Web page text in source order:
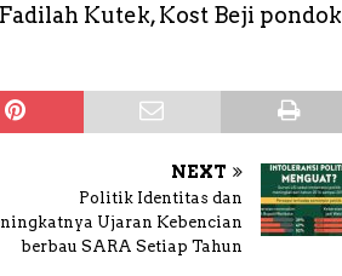
Kutek, Kost Beji pondok
NEXT
Politik Identitas dan
Ujaran Kebencian
berbau SARA Setiap Tahun